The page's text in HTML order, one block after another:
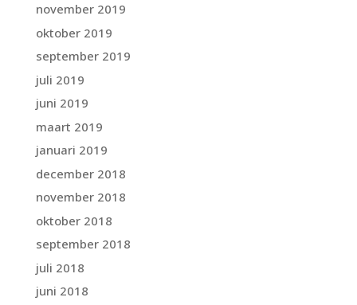
november 2019
oktober 2019
september 2019
juli 2019
juni 2019
maart 2019
januari 2019
december 2018
november 2018
oktober 2018
september 2018
juli 2018
juni 2018